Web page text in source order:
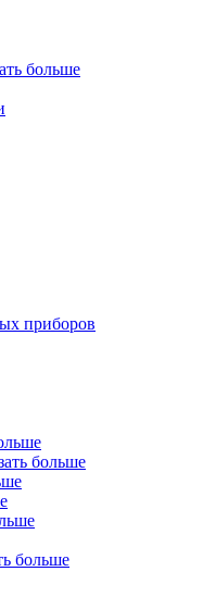
приборов